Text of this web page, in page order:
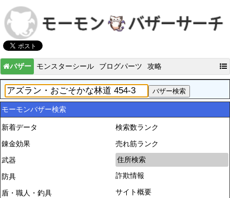
バザー モンスターシール ブログパーツ 攻略
モーモンバザー検索
新着データ
錬金効果
武器
防具
盾・職人・釣具
検索数ランク
売れ筋ランク
住所検索
詐欺情報
サイト概要